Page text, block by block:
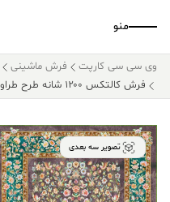
منو
وی سی سی کارپت فرش ماشینی
فرش کالتکس ۱۲۰۰ شانه طرح طراوت قهوه‌ای
تصویر سه بعدی